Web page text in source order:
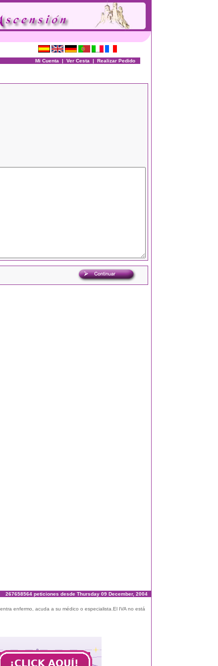
Mi Cuenta | Ver Cesta | Realizar Pedido
267658564 peticiones desde Thursday 09 December, 2004
enfermo, acuda a su médico o especialista.El IVA no está